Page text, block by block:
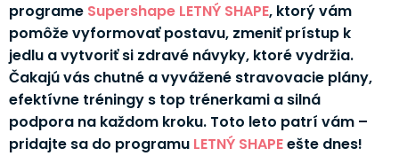
programe Supershape LETNÝ SHAPE, ktorý vám
pomôže vyformovať postavu, zmeniť prístup k
jedlu a vytvoriť si zdravé návyky, ktoré vydržia.
Čakajú vás chutné a vyvážené stravovacie plány,
efektívne tréningy s top trénerkami a silná
podpora na každom kroku. Toto leto patrí vám –
pridajte sa do programu LETNÝ SHAPEešte dnes!